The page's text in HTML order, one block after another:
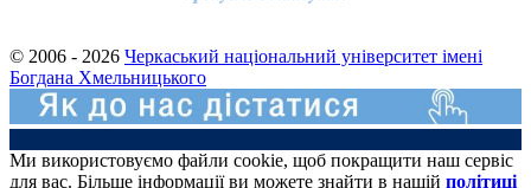
© 2006 - 2026 Черкаський національний університет імені
Богдана Хмельницького
Ми використовуємо файли cookie, щоб покращити наш сервіс
для вас. Більше інформації ви можете знайти в нашій політиці